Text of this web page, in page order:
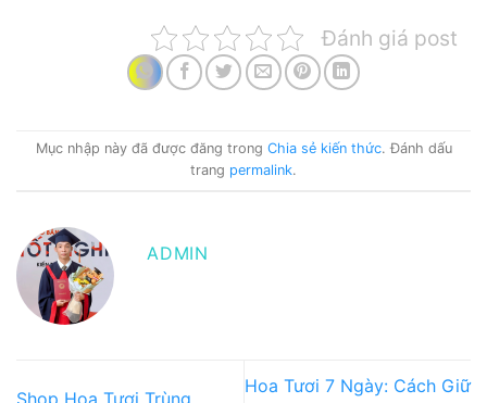
Đánh giá post
Mục nhập này đã được đăng trong Chia sẻ kiến thức. Đánh dấu
trang permalink.
ADMIN
Hoa Tươi 7 Ngày: Cách Giữ